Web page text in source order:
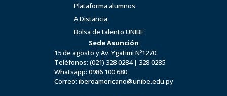
Plataforma alumnos
A Distancia
Bolsa de talento UNIBE
Sede Asunción
15 de agosto y Av. Ygatimi Nº1270.
Teléfonos: (021) 328 0284| 328 0285
Whatsapp: 0986 100 680
Correo: iberoamericano@unibe.edu.py